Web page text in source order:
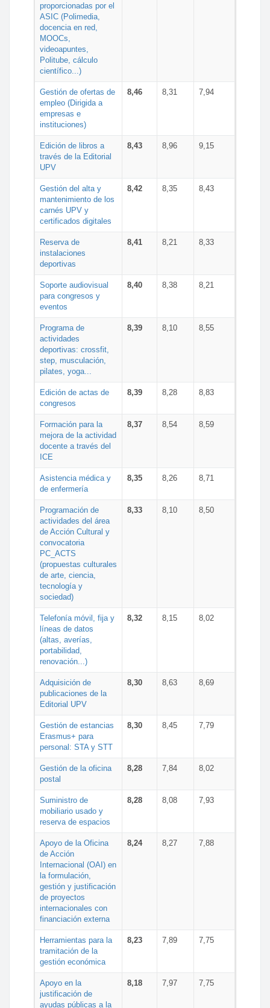
proporcionadas por el
ASIC (Polimedia,
docencia en red,
MOOCs,
videoapuntes,
Politube, cálculo
científico...)
Gestión de ofertas de
empleo (Dirigida a
empresas e
instituciones)
8,46 8,31 7,94
Edición de libros a
través de la Editorial
UPV
8,43 8,96 9,15
Gestión del alta y
mantenimiento de los
carnés UPV y
certificados digitales
8,42 8,35 8,43
Reserva de
instalaciones
deportivas
8,41 8,21 8,33
Soporte audiovisual
para congresos y
eventos
8,40 8,38 8,21
Programa de
actividades
deportivas: crossfit,
step, musculación,
pilates, yoga...
8,39 8,10 8,55
Edición de actas de
congresos
8,39 8,28 8,83
Formación para la
mejora de la actividad
docente a través del
ICE
8,37 8,54 8,59
Asistencia médica y
de enfermería
8,35 8,26 8,71
Programación de
actividades del área
de Acción Cultural y
convocatoria
PC_ACTS
(propuestas culturales
de arte, ciencia,
tecnología y
sociedad)
8,33 8,10 8,50
Telefonía móvil, fija y
líneas de datos
(altas, averías,
portabilidad,
renovación...)
8,32 8,15 8,02
Adquisición de
publicaciones de la
Editorial UPV
8,30 8,63 8,69
Gestión de estancias
Erasmus+ para
personal: STA y STT
8,30 8,45 7,79
Gestión de la oficina
postal
8,28 7,84 8,02
Suministro de
mobiliario usado y
reserva de espacios
8,28 8,08 7,93
Apoyo de la Oficina
de Acción
Internacional (OAI) en
la formulación,
gestión y justificación
de proyectos
internacionales con
financiación externa
8,24 8,27 7,88
Herramientas para la
tramitación de la
gestión económica
8,23 7,89 7,75
Apoyo en la
justificación de
ayudas públicas a la
8,18 7,97 7,75